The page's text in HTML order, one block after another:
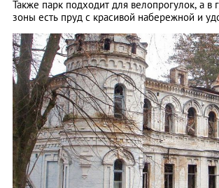
Также парк подходит для велопрогулок, а в
зоны есть пруд с красивой набережной и